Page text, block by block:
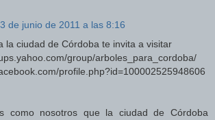
de junio de 2011 a las 8:16
la ciudad de Córdoba te invita a visitar
group/arboles_para_cordoba/
profile.php?id=100002525948606
como nosotros que la ciudad de Córdoba